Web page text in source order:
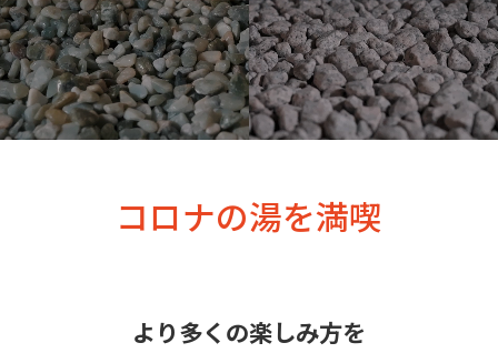
コロナの湯を満喫
より多くの楽しみ方を